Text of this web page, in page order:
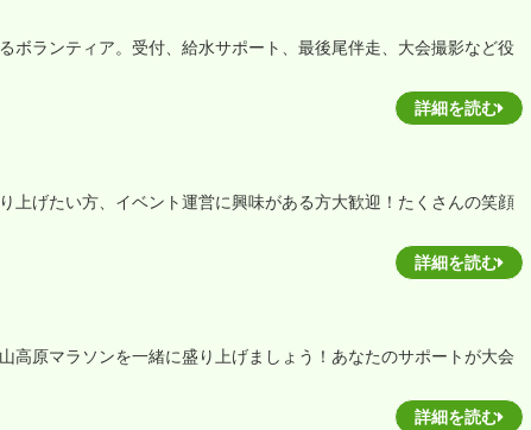
ボランティア。受付、給水サポート、最後尾伴走、大会撮影など役
詳細を読む
上げたい方、イベント運営に興味がある方大歓迎！たくさんの笑顔
詳細を読む
高原マラソンを一緒に盛り上げましょう！あなたのサポートが大会
詳細を読む